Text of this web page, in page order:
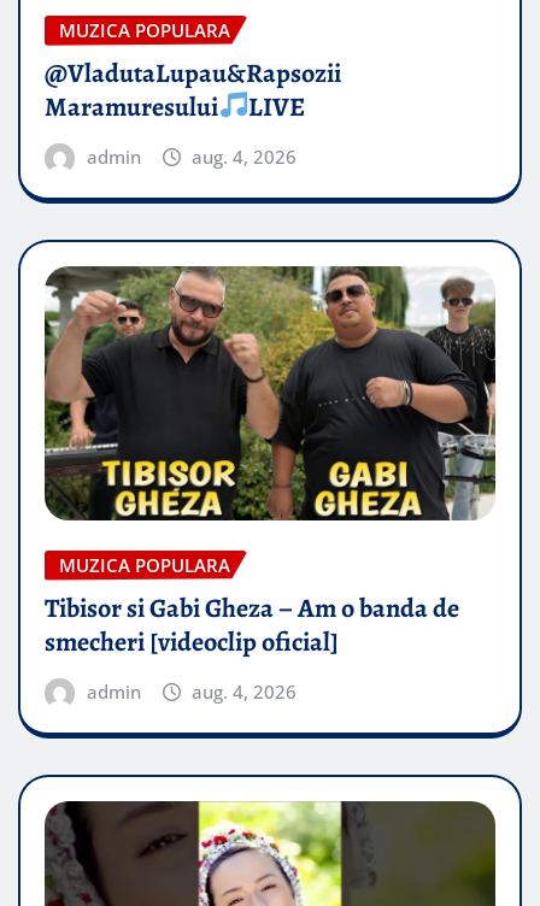
MUZICA POPULARA
@VladutaLupau&Rapsozii
Maramuresului
LIVE
admin aug. 4, 2026
MUZICA POPULARA
Tibisor si Gabi Gheza – Am o banda de
smecheri [videoclip oficial]
admin aug. 4, 2026